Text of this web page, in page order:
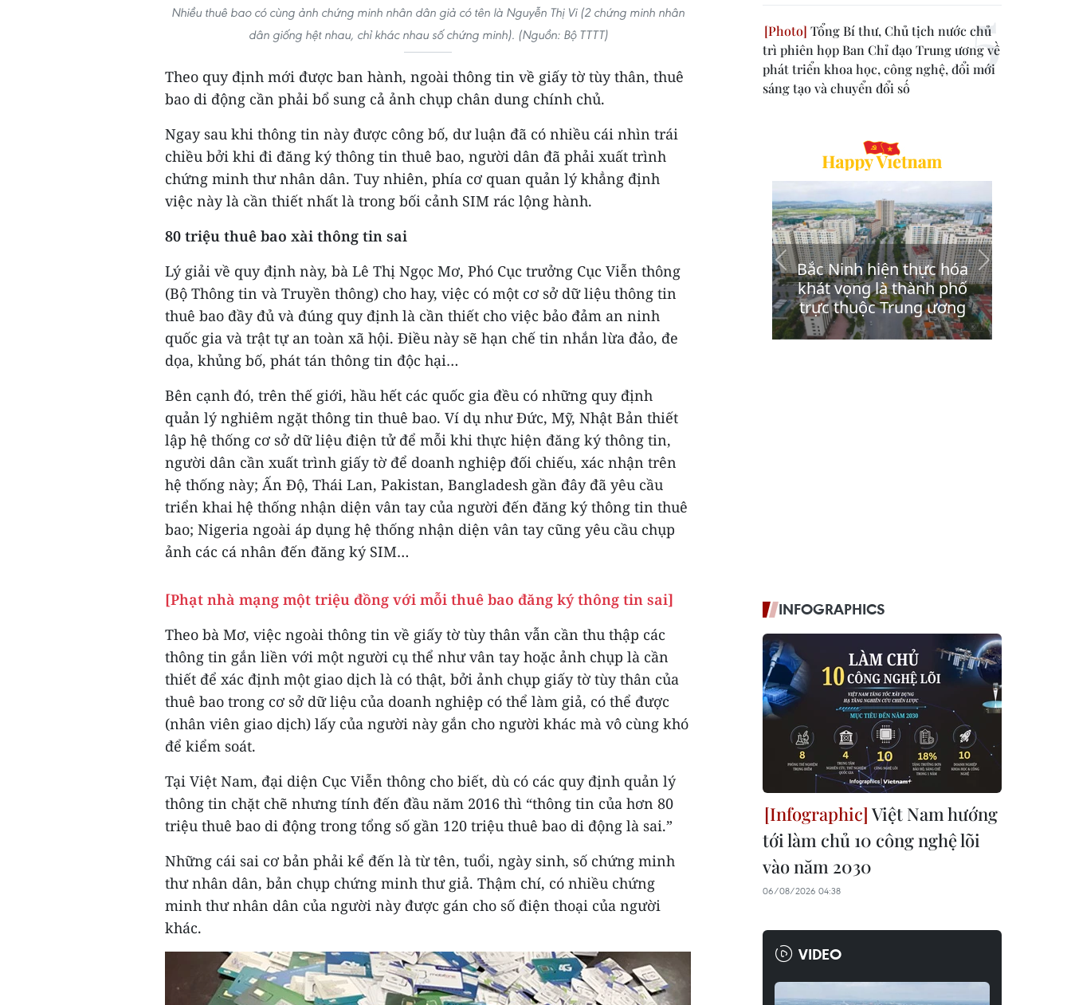
Nhiều thuê bao có cùng ảnh chứng minh nhân dân giả có tên là Nguyễn Thị Vi (2 chứng minh nhân
dân giống hệt nhau, chỉ khác nhau số chứng minh). (Nguồn: Bộ TTTT)
Theo quy định mới được ban hành, ngoài thông tin về giấy tờ tùy thân, thuê
bao di động cần phải bổ sung cả ảnh chụp chân dung chính chủ.
Ngay sau khi thông tin này được công bố, dư luận đã có nhiều cái nhìn trái
chiều bởi khi đi đăng ký thông tin thuê bao, người dân đã phải xuất trình
chứng minh thư nhân dân. Tuy nhiên, phía cơ quan quản lý khẳng định
việc này là cần thiết nhất là trong bối cảnh SIM rác lộng hành.
80 triệu thuê bao xài thông tin sai
Lý giải về quy định này, bà Lê Thị Ngọc Mơ, Phó Cục trưởng Cục Viễn thông
(Bộ Thông tin và Truyền thông) cho hay, việc có một cơ sở dữ liệu thông tin
thuê bao đầy đủ và đúng quy định là cần thiết cho việc bảo đảm an ninh
quốc gia và trật tự an toàn xã hội. Điều này sẽ hạn chế tin nhắn lừa đảo, đe
dọa, khủng bố, phát tán thông tin độc hại…
Bên cạnh đó, trên thế giới, hầu hết các quốc gia đều có những quy định
quản lý nghiêm ngặt thông tin thuê bao. Ví dụ như Đức, Mỹ, Nhật Bản thiết
lập hệ thống cơ sở dữ liệu điện tử để mỗi khi thực hiện đăng ký thông tin,
người dân cần xuất trình giấy tờ để doanh nghiệp đối chiếu, xác nhận trên
hệ thống này; Ấn Độ, Thái Lan, Pakistan, Bangladesh gần đây đã yêu cầu
triển khai hệ thống nhận diện vân tay của người đến đăng ký thông tin thuê
bao; Nigeria ngoài áp dụng hệ thống nhận diện vân tay cũng yêu cầu chụp
ảnh các cá nhân đến đăng ký SIM…
[Phạt nhà mạng một triệu đồng với mỗi thuê bao đăng ký thông tin sai]
Theo bà Mơ, việc ngoài thông tin về giấy tờ tùy thân vẫn cần thu thập các
thông tin gắn liền với một người cụ thể như vân tay hoặc ảnh chụp là cần
thiết để xác định một giao dịch là có thật, bởi ảnh chụp giấy tờ tùy thân của
thuê bao trong cơ sở dữ liệu của doanh nghiệp có thể làm giả, có thể được
(nhân viên giao dịch) lấy của người này gắn cho người khác mà vô cùng khó
để kiểm soát.
Tại Việt Nam, đại diện Cục Viễn thông cho biết, dù có các quy định quản lý
thông tin chặt chẽ nhưng tính đến đầu năm 2016 thì “thông tin của hơn 80
triệu thuê bao di động trong tổng số gần 120 triệu thuê bao di động là sai.”
Những cái sai cơ bản phải kể đến là từ tên, tuổi, ngày sinh, số chứng minh
thư nhân dân, bản chụp chứng minh thư giả. Thậm chí, có nhiều chứng
minh thư nhân dân của người này được gán cho số điện thoại của người
khác.
Tổng Bí thư, Chủ tịch nước chủ
trì phiên họp Ban Chỉ đạo Trung ương về
phát triển khoa học, công nghệ, đổi mới
sáng tạo và chuyển đổi số
INFOGRAPHICS
Việt Nam hướng
tới làm chủ 10 công nghệ lõi
vào năm 2030
06/08/2026 04:38
VIDEO